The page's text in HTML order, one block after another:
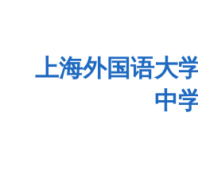
上海外国语大
中